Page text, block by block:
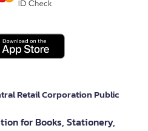
Retail Corporation Public
for Books, Stationery,